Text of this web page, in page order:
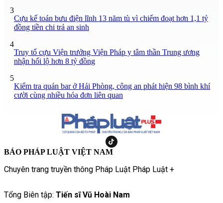
3
Cựu kế toán bưu điện lĩnh 13 năm tù vì chiếm đoạt hơn 1,1 tỷ
đồng tiền chi trả an sinh
4
Truy tố cựu Viện trưởng Viện Pháp y tâm thần Trung ương
nhận hối lộ hơn 8 tỷ đồng
5
Kiểm tra quán bar ở Hải Phòng, công an phát hiện 98 bình khí
cười cùng nhiều hóa đơn liên quan
BÁO PHÁP LUẬT VIỆT NAM
Chuyên trang truyền thông Pháp Luật Pháp Luật +
Tổng Biên tập: Tiến sĩ Vũ Hoài Nam